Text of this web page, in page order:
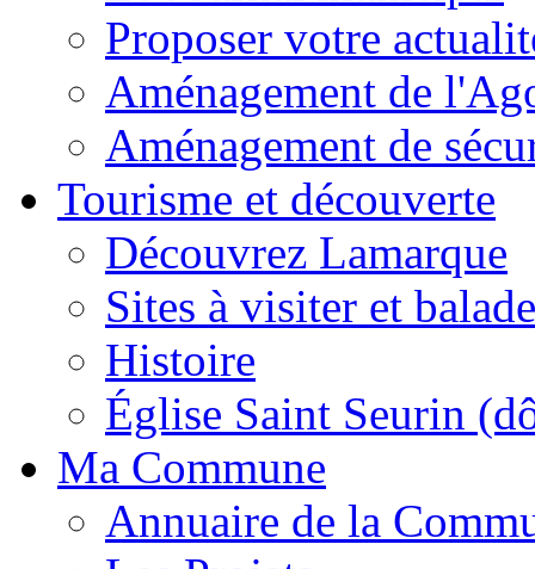
Proposer votre
Aménagement de
Aménagement de
Tourisme et découverte
Découvrez Lamarque
Sites à visiter et
Histoire
Église Saint Seurin
Ma Commune
Annuaire de la